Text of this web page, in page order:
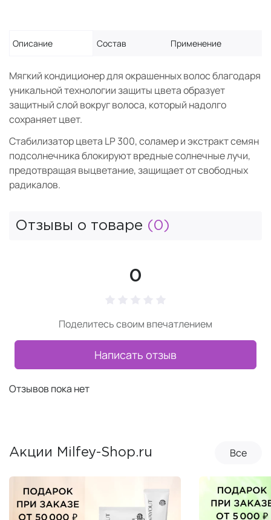
Описание Состав Применение
Мягкий кондиционер для окрашенных волос благодаря
уникальной технологии защиты цвета образует
защитный слой вокруг волоса, который надолго
сохраняет цвет.
Стабилизатор цвета LP 300, соламер и экстракт семян
подсолнечника блокируют вредные солнечные лучи,
предотвращая выцветание, защищает от свободных
радикалов.
Отзывы о товаре (0)
0
Поделитесь своим впечатлением
Написать отзыв
Отзывов пока нет
Акции Milfey-Shop.ru Все